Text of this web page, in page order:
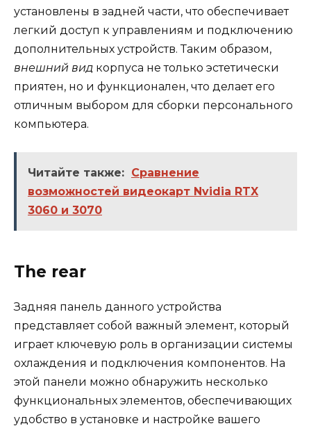
установлены в задней части, что обеспечивает
легкий доступ к управлениям и подключению
дополнительных устройств. Таким образом,
внешний вид корпуса не только эстетически
приятен, но и функционален, что делает его
отличным выбором для сборки персонального
компьютера.
Читайте также: Сравнение
возможностей видеокарт Nvidia RTX
3060 и 3070
The rear
Задняя панель данного устройства
представляет собой важный элемент, который
играет ключевую роль в организации системы
охлаждения и подключения компонентов. На
этой панели можно обнаружить несколько
функциональных элементов, обеспечивающих
удобство в установке и настройке вашего